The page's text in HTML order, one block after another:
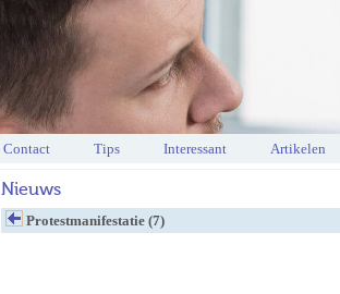
Contact Tips Interessant Artikelen
Nieuws
Protestmanifestatie (7)